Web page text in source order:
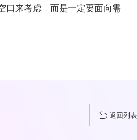
口来考虑，而是一定要面向需
返回列表